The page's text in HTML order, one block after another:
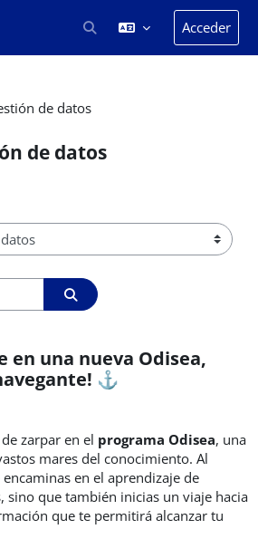
Selector de búsqueda de
Acceder
de datos
de datos
Buscar cursos
en una nueva Odisea,
⚓
zarpar en el programa Odisea, una
mares del conocimiento. Al
en el aprendizaje de
sino que también inicias un viaje hacia
que te permitirá alcanzar tu